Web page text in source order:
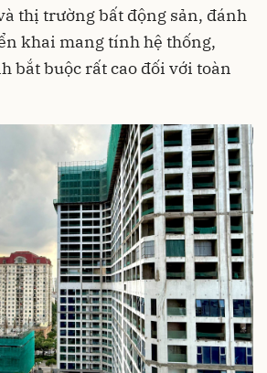
thị trường bất động sản, đánh
khai mang tính hệ thống,
bắt buộc rất cao đối với toàn